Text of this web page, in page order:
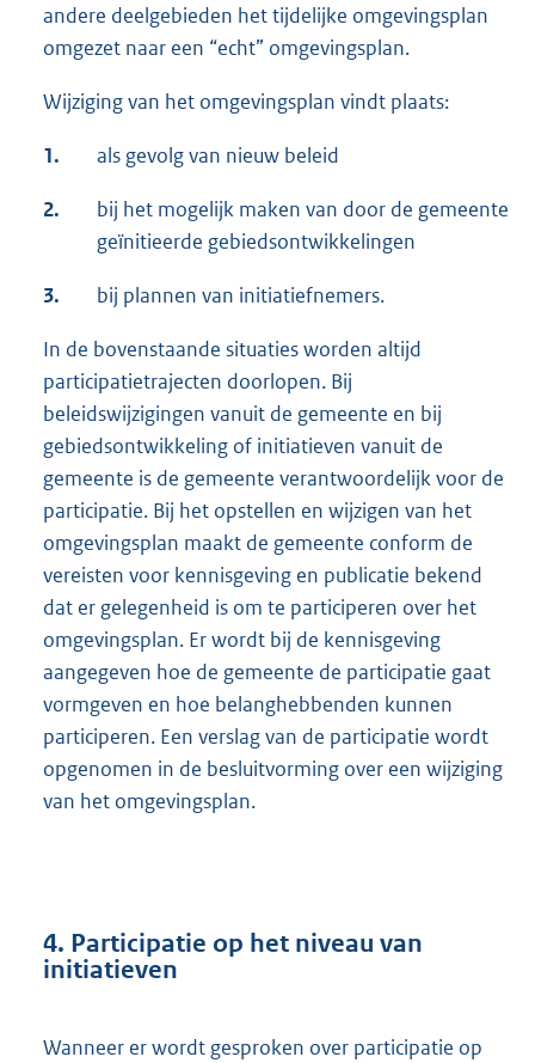
andere deelgebieden het tijdelijke omgevingsplan
omgezet naar een “echt” omgevingsplan.
Wijziging van het omgevingsplan vindt plaats:
1. als gevolg van nieuw beleid
2.
bij het mogelijk maken van door de gemeente
geïnitieerde gebiedsontwikkelingen
3. bij plannen van initiatiefnemers.
In de bovenstaande situaties worden altijd
participatietrajecten doorlopen. Bij
beleidswijzigingen vanuit de gemeente en bij
gebiedsontwikkeling of initiatieven vanuit de
gemeente is de gemeente verantwoordelijk voor de
participatie. Bij het opstellen en wijzigen van het
omgevingsplan maakt de gemeente conform de
vereisten voor kennisgeving en publicatie bekend
dat er gelegenheid is om te participeren over het
omgevingsplan. Er wordt bij de kennisgeving
aangegeven hoe de gemeente de participatie gaat
vormgeven en hoe belanghebbenden kunnen
participeren. Een verslag van de participatie wordt
opgenomen in de besluitvorming over een wijziging
van het omgevingsplan.
4. Participatie op het niveau van
initiatieven
Wanneer er wordt gesproken over participatie op